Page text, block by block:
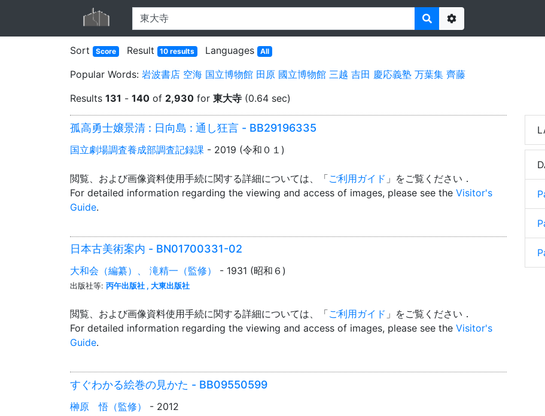
Options
Sort Score Result 10 results Languages All
Popular Words: 岩波書店 空海 国立博物館 田原 國立博物館 三越 吉田 慶応義塾 万葉集 齊藤
Results 131 - 140 of 2,930 for 東大寺 (0.64 sec)
孤高勇士嬢景清 : 日向島 : 通し狂言 - BB29196335
国立劇場調査養成部調査記録課 - 2019 (令和０１)
閲覧、および画像資料使用手続に関する詳細については、「ご利用ガイド 」をご覧ください．
For detailed information regarding the viewing and access of images, please see the Visitor's
Guide.
日本古美術案内 - BN01700331-02
大和会（編纂）、 滝精一（監修） - 1931 (昭和６)
出版社等: 丙午出版社 , 大東出版社
閲覧、および画像資料使用手続に関する詳細については、「ご利用ガイド 」をご覧ください．
For detailed information regarding the viewing and access of images, please see the Visitor's
Guide.
すぐわかる絵巻の見かた - BB09550599
榊原 悟（監修） - 2012